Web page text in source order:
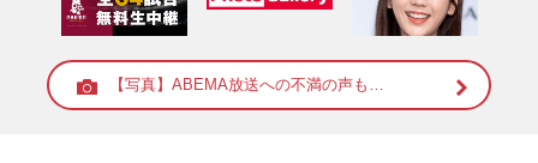
【写真】ABEMA放送への不満の声も…